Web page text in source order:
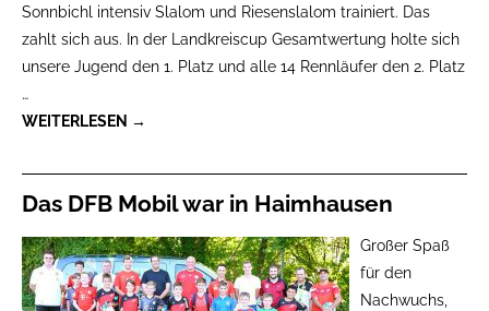
Sonnbichl intensiv Slalom und Riesenslalom trainiert. Das
zahlt sich aus. In der Landkreiscup Gesamtwertung holte sich
unsere Jugend den 1. Platz und alle 14 Rennläufer den 2. Platz
…
WEITERLESEN →
Das DFB Mobil war in Haimhausen
Großer Spaß
für den
Nachwuchs,